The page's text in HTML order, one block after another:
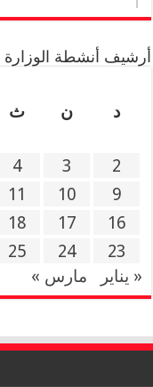
أرشيف أنشطة الوزارة
د
ن ث
2
3
4
9
10
11
16
17
18
23
24
25
« يناير
مارس »